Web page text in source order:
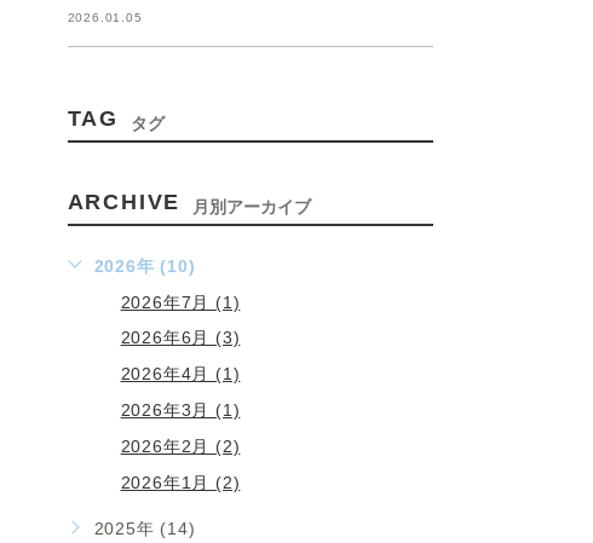
2026.01.05
TAG タグ
ARCHIVE 月別アーカイブ
2026年 (10)
2026年7月 (1)
2026年6月 (3)
2026年4月 (1)
2026年3月 (1)
2026年2月 (2)
2026年1月 (2)
2025年 (14)